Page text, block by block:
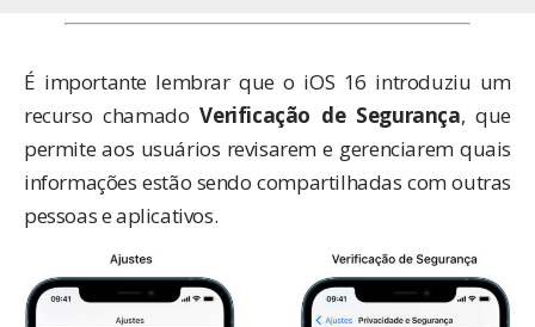
É importante lembrar que o iOS 16 introduziu um
recurso chamadoVerificação de Segurança, que
permite aos usuários revisarem e gerenciarem quais
informações estão sendo compartilhadas com outras
pessoas e aplicativos.